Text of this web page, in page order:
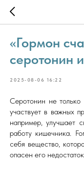
«Гормон
серотонин
2025-08-06 16:22
Серотонин не только
участвует в важных
например, улучшает
работу кишечника.
себя вещество,
опасен его